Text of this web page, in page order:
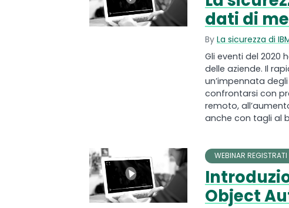
dati di
By La sicurezza di
Gli eventi del
delle aziende. Il
un’impennata
confrontarsi con
remoto,
anche con tagli al
WEBINAR REGISTRATI
Object